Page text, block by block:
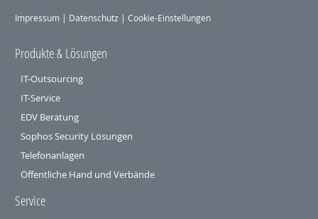
Impressum | Datenschutz |Cookie-Einstellungen
Produkte & Lösungen
IT-Outsourcing
IT-Service
EDV Beratung
Sophos Security Lösungen
Telefonanlagen
Öffentliche Hand und Verbände
Service